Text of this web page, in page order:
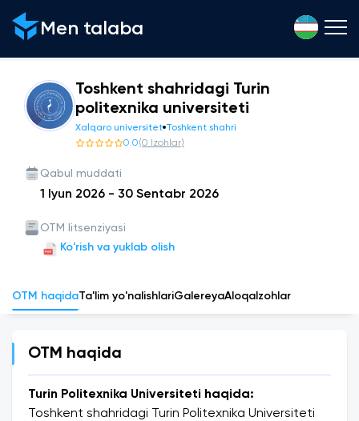
Men talaba
Toshkent shahridagi Turin
politexnika universiteti
Xalqaro universitet Toshkent shahri
0.0(0 Izohlar)
Qabul muddati
1 Iyun 2026 - 30 Sentabr 2026
OTM litsenziyasi
Ko'rish va yuklab olish
OTM haqidaTa'lim yo'nalishlariGalereyaAloqa Izohlar
OTM haqida
Turin Politexnika Universiteti haqida:
Toshkent shahridagi Turin Politexnika Universiteti